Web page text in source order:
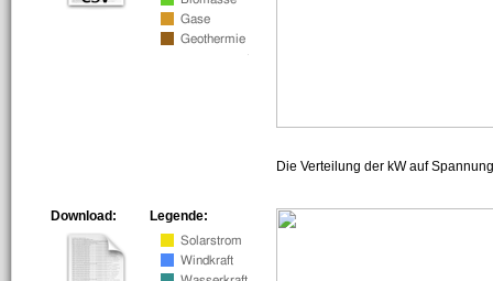
Die Verteilung der kW auf
Legende:
Download: